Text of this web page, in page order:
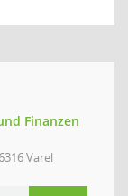
Finanzen
Varel